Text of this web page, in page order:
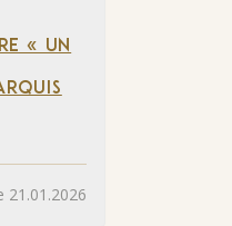
« UN
21.01.2026